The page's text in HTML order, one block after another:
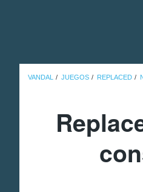
VANDAL JUEGOS REPLACED